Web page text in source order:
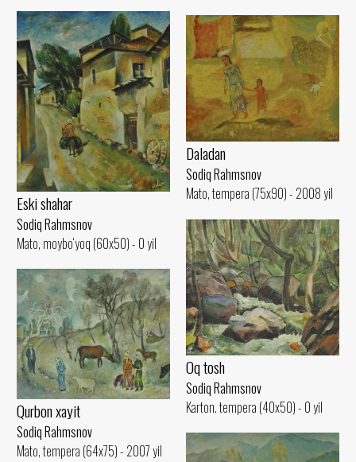
Eski shahar
Sodiq Rahmsnov
Mato, moybo‘yoq (60x50) - 0 yil
Daladan
Sodiq Rahmsnov
Mato, tempera (75x90) - 2008 yil
Oq tosh
Sodiq Rahmsnov
Karton. tempera (40x50) - 0 yil
Qurbon xayit
Sodiq Rahmsnov
Mato, tempera (64x75) - 2007 yil